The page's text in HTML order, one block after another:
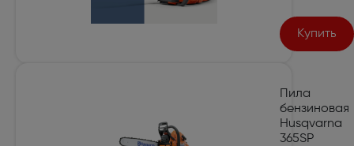
Купить
Пила
бензиновая
Husqvarna
365SP